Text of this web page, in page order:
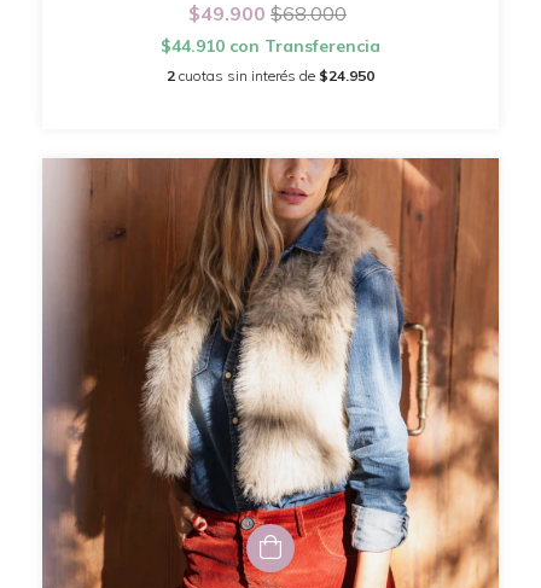
$49.900 $68.000
$44.910 con Transferencia
2 cuotas sin interés de $24.950